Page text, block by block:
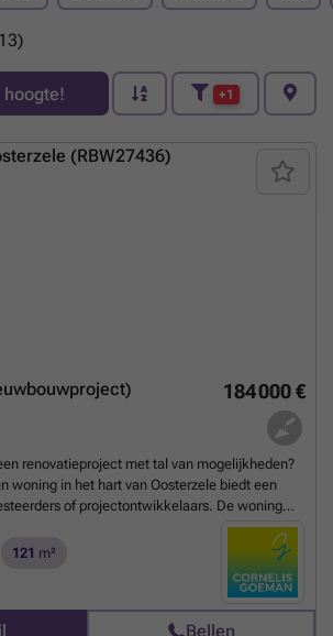
hoogte! +1
184 000 €
renovatieproject met tal van mogelijkheden?
woning in het hart van Oosterzele biedt een
of projectontwikkelaars. De woning
te worden, aantrekkelijke ligging op
scholen en openbaar vervoer. Een
voor verdere ontwikkeling, afhankelijk
voorschriften. Dankzij de
121 m²
Bellen